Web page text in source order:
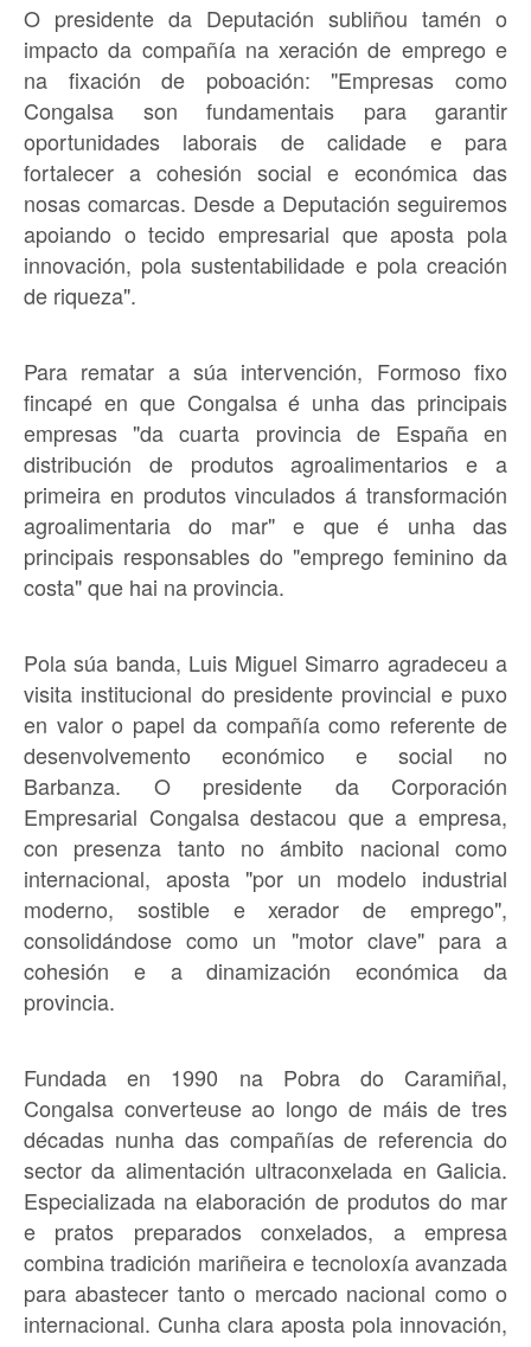
O presidente da Deputación subliñou tamén o
impacto da compañía na xeración de emprego e
na fixación de poboación: "Empresas como
Congalsa son fundamentais para garantir
oportunidades laborais de calidade e para
fortalecer a cohesión social e económica das
nosas comarcas. Desde a Deputación seguiremos
apoiando o tecido empresarial que aposta pola
innovación, pola sustentabilidade e pola creación
de riqueza".
Para rematar a súa intervención, Formoso fixo
fincapé en que Congalsa é unha das principais
empresas "da cuarta provincia de España en
distribución de produtos agroalimentarios e a
primeira en produtos vinculados á transformación
agroalimentaria do mar" e que é unha das
principais responsables do "emprego feminino da
costa" que hai na provincia.
Pola súa banda, Luis Miguel Simarro agradeceu a
visita institucional do presidente provincial e puxo
en valor o papel da compañía como referente de
desenvolvemento económico e social no
Barbanza. O presidente da Corporación
Empresarial Congalsa destacou que a empresa,
con presenza tanto no ámbito nacional como
internacional, aposta "por un modelo industrial
moderno, sostible e xerador de emprego",
consolidándose como un "motor clave" para a
cohesión e a dinamización económica da
provincia.
Fundada en 1990 na Pobra do Caramiñal,
Congalsa converteuse ao longo de máis de tres
décadas nunha das compañías de referencia do
sector da alimentación ultraconxelada en Galicia.
Especializada na elaboración de produtos do mar
e pratos preparados conxelados, a empresa
combina tradición mariñeira e tecnoloxía avanzada
para abastecer tanto o mercado nacional como o
internacional. Cunha clara aposta pola innovación,